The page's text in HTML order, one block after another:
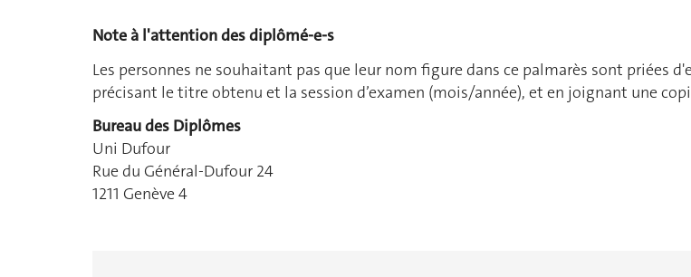
Note à l'attention des diplômé-e-s
Les personnes ne souhaitant pas que leur nom figure dans ce palmarès sont priées
précisant le titre obtenu et la session d’examen (mois/année), et en joignant une
Bureau des Diplômes
Uni Dufour
Rue du Général-Dufour 24
1211 Genève 4